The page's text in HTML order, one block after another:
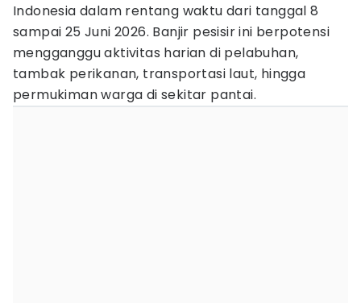
Indonesia dalam rentang waktu dari tanggal 8
sampai 25 Juni 2026. Banjir pesisir ini berpotensi
mengganggu aktivitas harian di pelabuhan,
tambak perikanan, transportasi laut, hingga
permukiman warga di sekitar pantai.